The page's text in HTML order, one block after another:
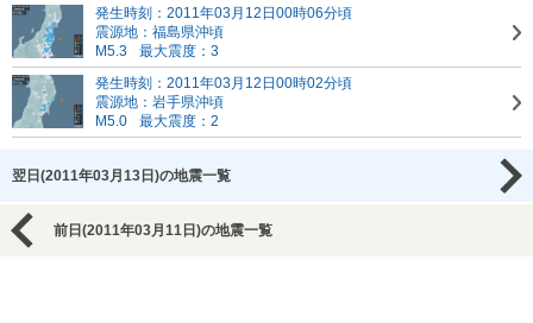
発生時刻：2011年03月12日00時06分頃
震源地：福島県沖頃
M5.3
最大震度：3
発生時刻：2011年03月12日00時02分頃
震源地：岩手県沖頃
M5.0
最大震度：2
翌日(2011年03月13日)の地震一覧
前日(2011年03月11日)の地震一覧